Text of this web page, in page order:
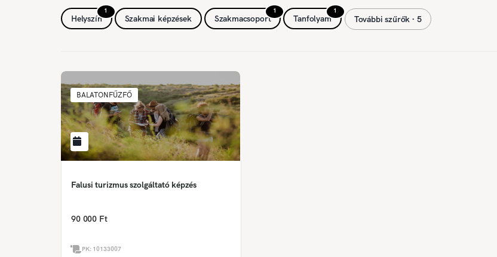
1
Helyszín Szakmai képzések
1
Szakmacsoport
1
Tanfolyam További szűrők ∙ 5
BALATONFŰZFŐ
Falusi turizmus szolgáltató képzés
90 000 Ft
PK: 10133007